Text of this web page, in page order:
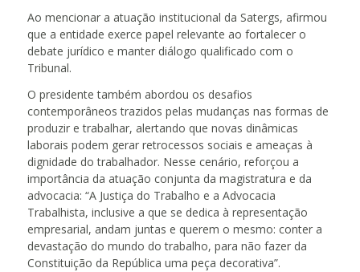
Ao mencionar a atuação institucional da Satergs, afirmou
que a entidade exerce papel relevante ao fortalecer o
debate jurídico e manter diálogo qualificado com o
Tribunal.
O presidente também abordou os desafios
contemporâneos trazidos pelas mudanças nas formas de
produzir e trabalhar, alertando que novas dinâmicas
laborais podem gerar retrocessos sociais e ameaças à
dignidade do trabalhador. Nesse cenário, reforçou a
importância da atuação conjunta da magistratura e da
advocacia: “A Justiça do Trabalho e a Advocacia
Trabalhista, inclusive a que se dedica à representação
empresarial, andam juntas e querem o mesmo: conter a
devastação do mundo do trabalho, para não fazer da
Constituição da República uma peça decorativa”.